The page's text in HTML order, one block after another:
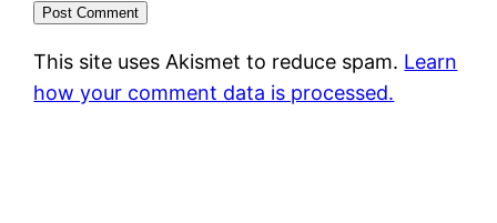
This site uses Akismet to reduce spam. Learn
how your comment data is processed.